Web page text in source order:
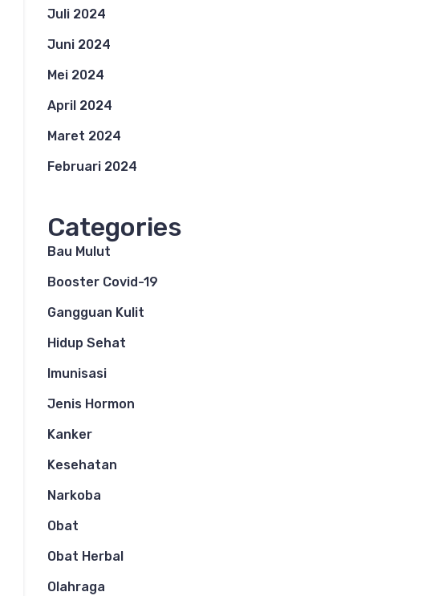
Juli 2024
Juni 2024
Mei 2024
April 2024
Maret 2024
Februari 2024
Categories
Bau Mulut
Booster Covid-19
Gangguan Kulit
Hidup Sehat
Imunisasi
Jenis Hormon
Kanker
Kesehatan
Narkoba
Obat
Obat Herbal
Olahraga